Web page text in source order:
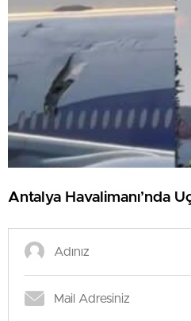
Antalya Havalimanı’nda